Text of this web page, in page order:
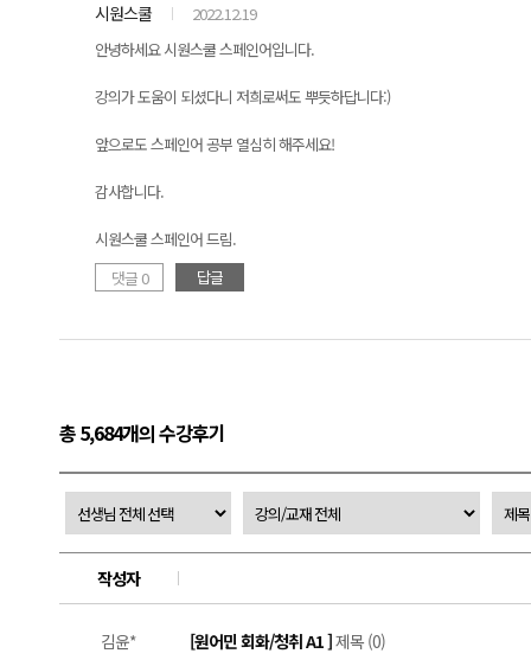
시원스쿨
2022.12.19
안녕하세요 시원스쿨 스페인어입니다.
강의가 도움이 되셨다니 저희로써도 뿌듯하답니다:)
앞으로도 스페인어 공부 열심히 해주세요!
감사합니다.
시원스쿨 스페인어 드림.
댓글 0
답글
총 5,684개의 수강후기
작성자
김윤* [원어민 회화/청취 A1 ]제목 (0)